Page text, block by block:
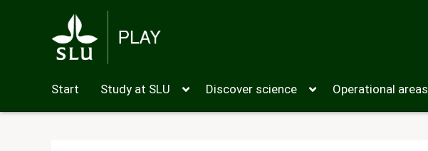
Start Study at SLU Discover science Operational areas